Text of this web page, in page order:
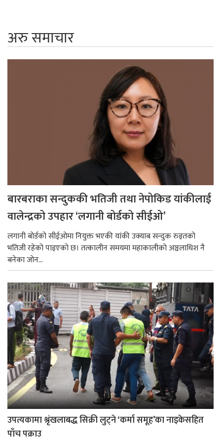
अरु समाचार
बारबराका सन्दुककी भतिजी तथा नेपोकिड यांकीलाई
वालेन्द्रको उपहार ‘लगानी बोर्डको सीईओ’
लगानी बोर्डको सीईओमा नियुक्त भएकी यांकी उक्याब सन्दुक रुइतको
भतिजी रहेको पाइएको छ। तत्कालीन समयमा महाकालीको अञ्चलाधिश नै
बनेका जोन...
उपत्यकामा श्रृंखलाबद्ध सिक्री लुट्ने ‘कर्मा समूह’का नाइकेसहित
पाँच पक्राउ